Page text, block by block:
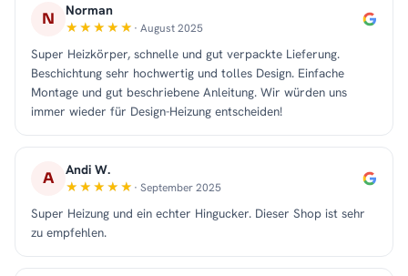
N Norman
· August 2025
Super Heizkörper, schnelle und gut verpackte Lieferung.
Beschichtung sehr hochwertig und tolles Design. Einfache
Montage und gut beschriebene Anleitung. Wir würden uns
immer wieder für Design-Heizung entscheiden!
A Andi W.
· September 2025
Super Heizung und ein echter Hingucker. Dieser Shop ist sehr
zu empfehlen.